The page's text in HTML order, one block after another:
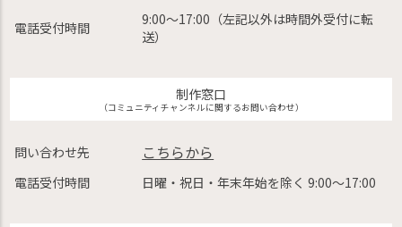
電話受付時間
9:00〜17:00（左記以外は時間外受付に転
送）
制作窓口
（コミュニティチャンネルに関するお問い合わせ）
問い合わせ先 こちらから
電話受付時間 日曜・祝日・年末年始を除く 9:00〜17:00